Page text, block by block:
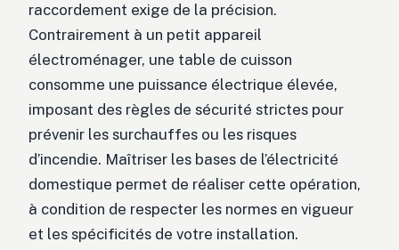
raccordement exige de la précision.
Contrairement à un petit appareil
électroménager, une table de cuisson
consomme une puissance électrique élevée,
imposant des règles de sécurité strictes pour
prévenir les surchauffes ou les risques
d’incendie. Maîtriser les bases de l’électricité
domestique permet de réaliser cette opération,
à condition de respecter les normes en vigueur
et les spécificités de votre installation.